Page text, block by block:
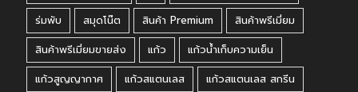
ร่มพับ
สมุดโน๊ต สินค้า Premium
สินค้าพรีเมี่ยม
สินค้าพรีเมี่ยมขายส่ง
แก้ว
แก้วน้ำเก็บความเย็น
แก้วสูญญากาศ
แก้วสแตนเลส
แก้วสแตนเลส สกรีน